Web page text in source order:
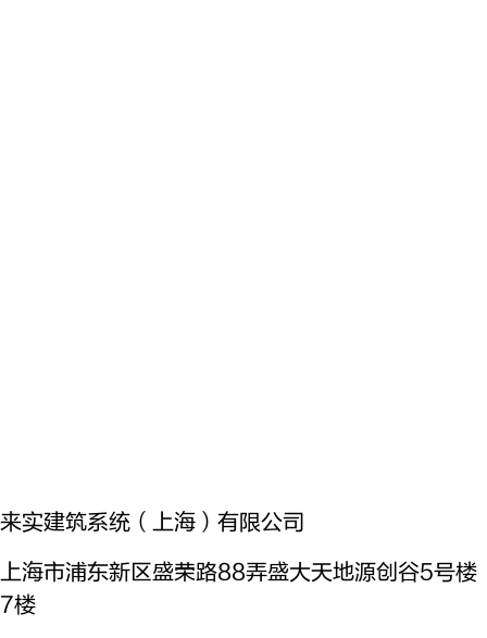
来实建筑系统（上海）有限公司
上海市浦东新区盛荣路88弄盛大天地源创谷5号楼
7楼